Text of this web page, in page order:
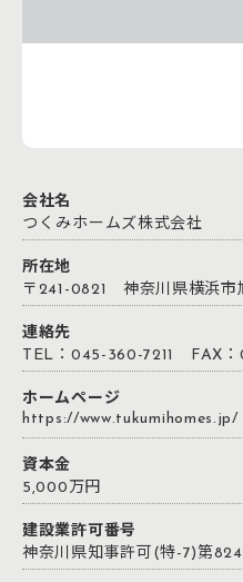
会社名
つくみホームズ株式会社
所在地
〒241-0821 神奈川県横浜市
連絡先
TEL：045-360-7211 FAX：
ホームページ
https://www.tukumihomes.jp/
資本金
5,000万円
建設業許可番号
神奈川県知事許可(特-7)第